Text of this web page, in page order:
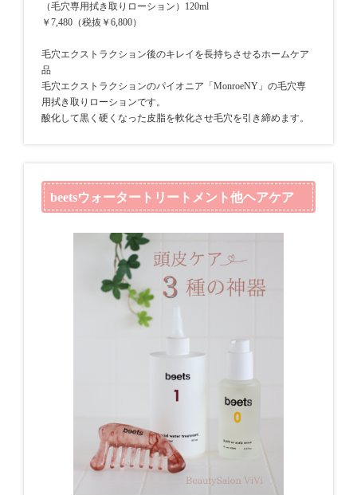
（毛穴専用拭き取りローション）120ml
￥7,480（税抜￥6,800）
毛穴エクストラクション後のキレイを長持ちさせるホームケア
品
毛穴エクストラクションのパイオニア「MonroeNY」の毛穴専
用拭き取りローションです。
酸化して黒く硬くなった皮脂を軟化させ毛穴を引き締めます。
beetsウォータートリートメント他ヘアケア